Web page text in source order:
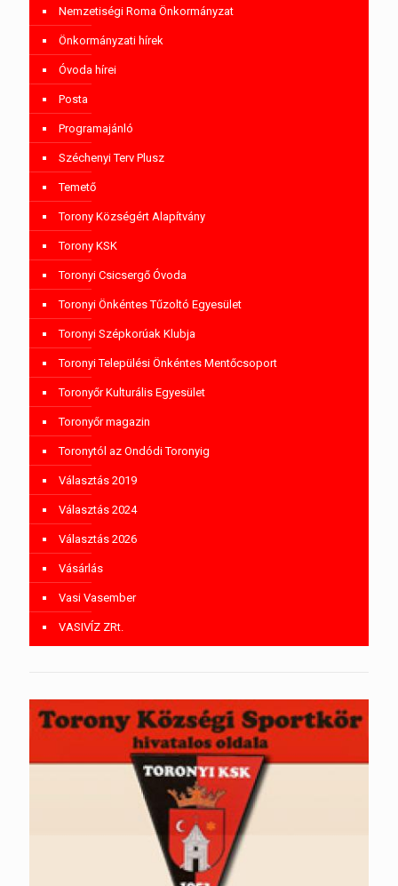
Nemzetiségi Roma Önkormányzat
Önkormányzati hírek
Óvoda hírei
Posta
Programajánló
Széchenyi Terv Plusz
Temető
Torony Községért Alapítvány
Torony KSK
Toronyi Csicsergő Óvoda
Toronyi Önkéntes Tűzoltó Egyesület
Toronyi Szépkorúak Klubja
Toronyi Települési Önkéntes Mentőcsoport
Toronyőr Kulturális Egyesület
Toronyőr magazin
Toronytól az Ondódi Toronyig
Választás 2019
Választás 2024
Választás 2026
Vásárlás
Vasi Vasember
VASIVÍZ ZRt.